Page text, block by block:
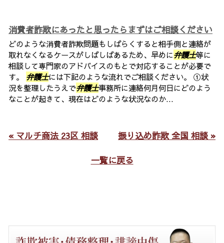
消費者詐欺にあったと思ったらまずはご相談ください
どのような消費者詐欺問題もしばらくすると相手側と連絡が
取れなくなるケースがしばしばあるため、早めに弁護士等に
相談して専門家のアドバイスのもとで対応することが必要で
す。 弁護士には下記のような流れでご相談ください。 ①状
況を整理したうえで弁護士事務所に連絡何月何日にどのよう
なことが起きて、現在はどのような状況なのか...
« マルチ商法 23区 相談 振り込め詐欺 全国 相談 »
一覧に戻る